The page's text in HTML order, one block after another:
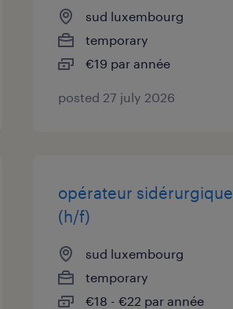
sud luxembourg
temporary
€19 par année
posted 27 july 2026
opérateur sidérurgique
(h/f)
sud luxembourg
temporary
€18 - €22 par année